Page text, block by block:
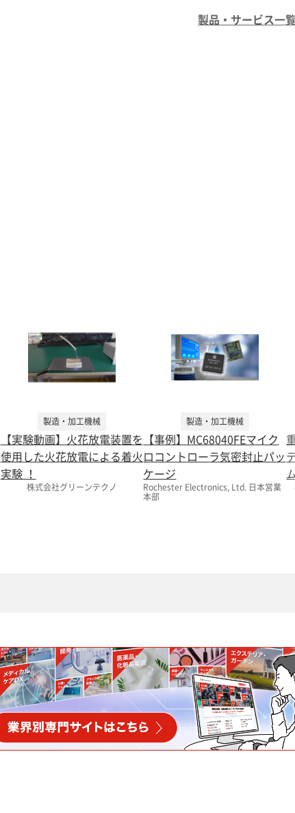
製品・サービス一
製造・加工機械
【実験動画】火花放電装置を
使用した火花放電による着火
実験 ！
株式会社グリーンテクノ
製造・加工機械
【事例】MC68040FEマイク
ロコントローラ気密封止パッ
ケージ
Rochester Electronics, Ltd. 日本営業
本部